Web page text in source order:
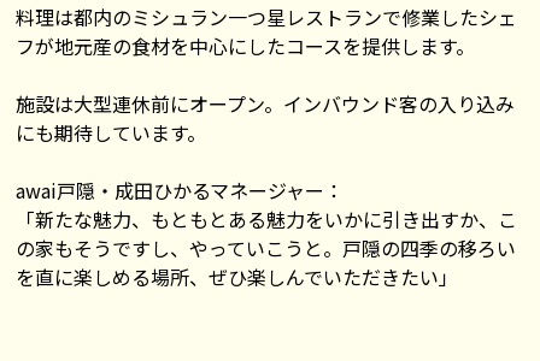
料理は都内のミシュラン一つ星レストランで修業したシェ
フが地元産の食材を中心にしたコースを提供します。
施設は大型連休前にオープン。インバウンド客の入り込み
にも期待しています。
awai戸隠・成田ひかるマネージャー：
「新たな魅力、もともとある魅力をいかに引き出すか、こ
の家もそうですし、やっていこうと。戸隠の四季の移ろい
を直に楽しめる場所、ぜひ楽しんでいただきたい」